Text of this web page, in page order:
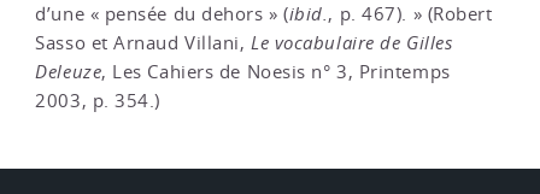
d’une « pensée du dehors » (ibid., p. 467). » (Robert
Sasso et Arnaud Villani,Le vocabulaire de Gilles
Deleuze, Les Cahiers de Noesis n° 3, Printemps
2003, p. 354.)